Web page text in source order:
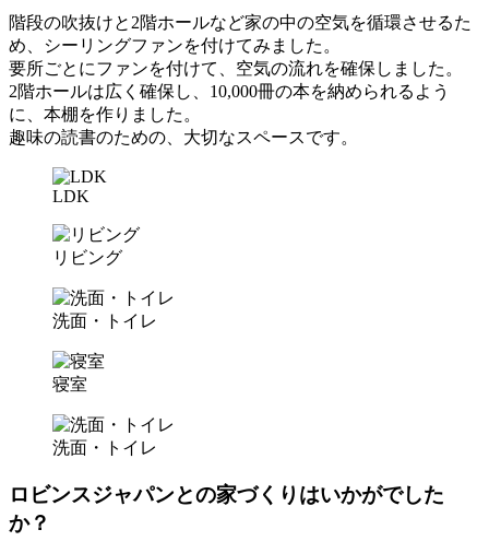
階段の吹抜けと2階ホールなど家の中の空気を循環させるた
め、シーリングファンを付けてみました。
要所ごとにファンを付けて、空気の流れを確保しました。
2階ホールは広く確保し、10,000冊の本を納められるよう
に、本棚を作りました。
趣味の読書のための、大切なスペースです。
LDK
リビング
洗面・トイレ
寝室
洗面・トイレ
ロビンスジャパンとの家づくりはいかがでした
か？